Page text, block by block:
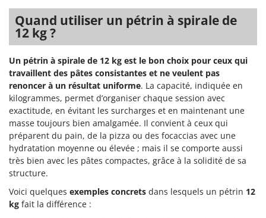
Quand utiliser un pétrin à spirale de
12 kg ?
Un pétrin à spirale de 12 kg est le bon choix pour ceux qui
travaillent des pâtes consistantes et ne veulent pas
renoncer à un résultat uniforme. La capacité, indiquée en
kilogrammes, permet d’organiser chaque session avec
exactitude, en évitant les surcharges et en maintenant une
masse toujours bien amalgamée. Il convient à ceux qui
préparent du pain, de la pizza ou des focaccias avec une
hydratation moyenne ou élevée ; mais il se comporte aussi
très bien avec les pâtes compactes, grâce à la solidité de sa
structure.
Voici quelques exemples concrets dans lesquels un pétrin 12
kg fait la différence :